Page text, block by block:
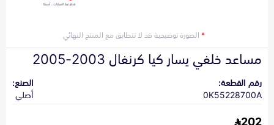
*الصورة توضيحية قد لا تتطابق مع المنتج النهائي
مساعد خلفي يسار كيا كرنفال 2003-2005
رقم القطعة:
0K55228700A
الصنع:
أصلي
202